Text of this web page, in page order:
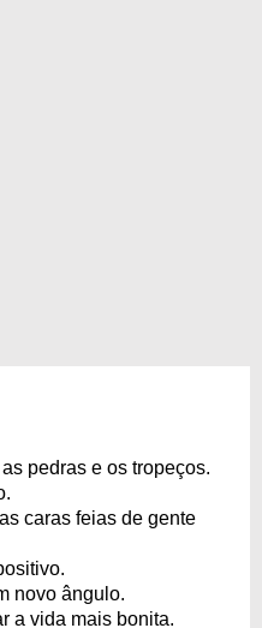
pedras e os tropeços.
caras feias de gente
novo ângulo.
a vida mais bonita.